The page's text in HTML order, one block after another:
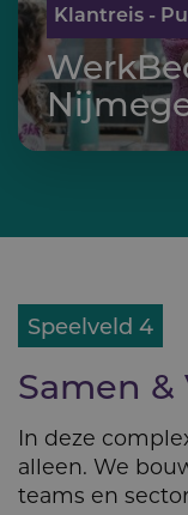
Klantreis -
Speelveld 4
Samen
In deze
alleen. We
teams en